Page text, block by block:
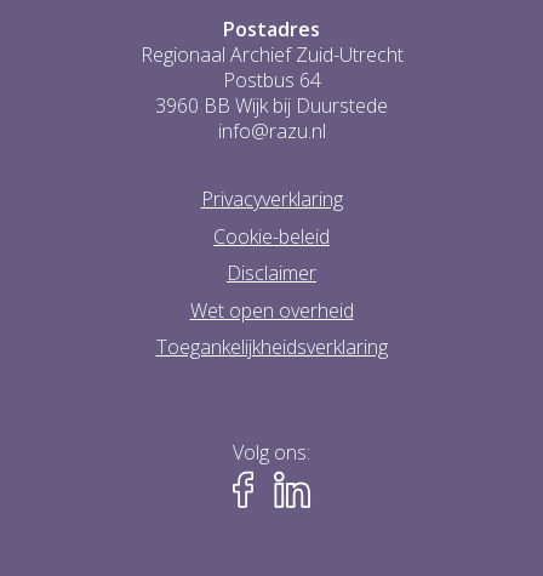
Postadres
Regionaal Archief Zuid-Utrecht
Postbus 64
3960 BB Wijk bij Duurstede
info@razu.nl
Privacyverklaring
Cookie-beleid
Disclaimer
Wet open overheid
Toegankelijkheidsverklaring
Volg ons: